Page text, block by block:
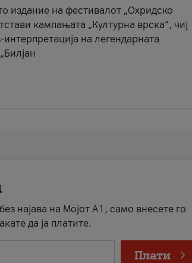
издание на фестивалот „Охридско
кампањата „Културна врска“, чиј
на легендарната
најава на Мојот А1, само внесете го
да ја платите.
Плати